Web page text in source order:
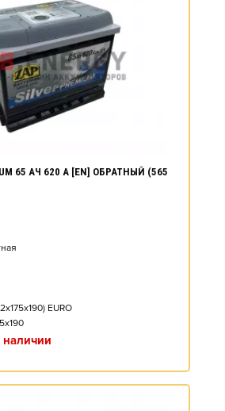
65 АЧ 620 А [EN] ОБРАТНЫЙ (565
EURO
наличии